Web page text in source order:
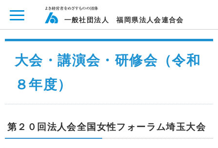
一般社団法人 福岡県法人会連合会
大会・講演会・研修会（令和
８年度）
第２０回法人会全国女性フォーラム埼玉大会